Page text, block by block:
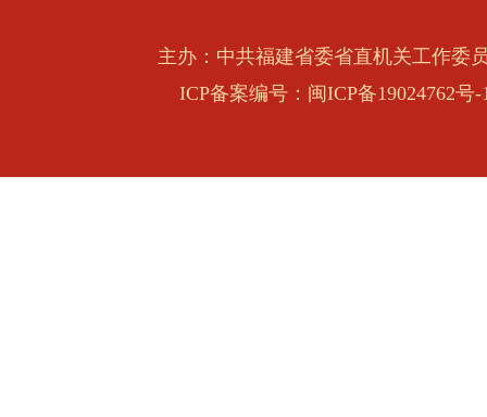
主办：中共福建省委省直机关工作委
ICP备案编号：闽ICP备19024762号-